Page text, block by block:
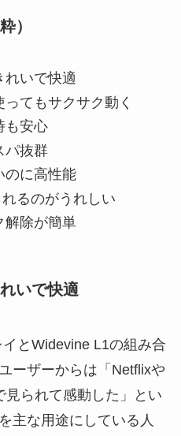
）
れいで快適
てもサクサク動く
も安心
パ抜群
のに高性能
るのがうれしい
解除が簡単
いで快適
とWidevine L1の組み合
ーザーからは「Netflixや
られて感動した」とい
主な用途にしている人